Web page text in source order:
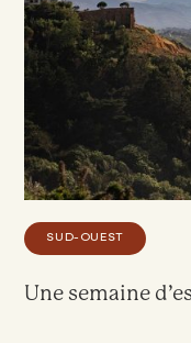
SUD-OUEST
Une semaine